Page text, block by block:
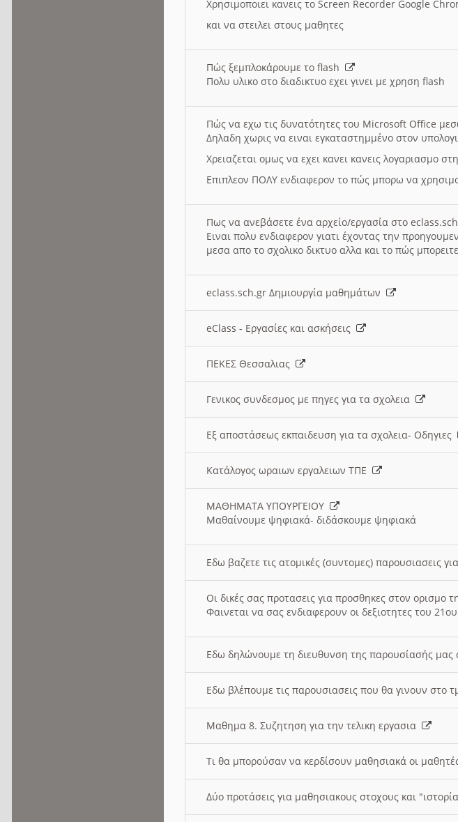
Χρησιμοποιει κανεις το Screen Recorder Google
και να στειλει στους μαθητες
Πώς ξεμπλοκάρουμε το flash
Πολυ υλικο στο διαδικτυο εχει γινει με χρηση flash
Πώς να εχω τις δυνατότητες του Microsoft Office
Δηλαδη χωρις να ειναι εγκαταστημμένο στον
Χρειαζεται ομως να εχει κανει κανεις λογαριασμο
Επιπλεον ΠΟΛΥ ενδιαφερον το πώς μπορω να
Πως να ανεβάσετε ένα αρχείο/εργασία στο
Ειναι πολυ ενδιαφερον γιατι έχοντας την
μεσα απο το σχολικο δικτυο αλλα και το πώς
eclass.sch.gr Δημιουργία μαθημάτων
eClass - Εργασίες και ασκήσεις
ΠΕΚΕΣ Θεσσαλιας
Γενικος συνδεσμος με πηγες για τα σχολεια
Εξ αποστάσεως εκπαιδευση για τα σχολεια- Οδηγιες
Κατάλογος ωραιων εργαλειων ΤΠΕ
ΜΑΘΗΜΑΤΑ ΥΠΟΥΡΓΕΙΟΥ
Μαθαίνουμε ψηφιακά- διδάσκουμε ψηφιακά
Εδω βαζετε τις ατομικές (συντομες) παρουσιασεις
Οι δικές σας προτασεις για προσθηκες στον
Φαινεται να σας ενδιαφερουν οι δεξιοτητες του
Εδω δηλώνουμε τη διευθυνση της παρουσίασής
Εδω βλέπουμε τις παρουσιασεις που θα γινουν
Μαθημα 8. Συζητηση για την τελικη εργασια
Τι θα μπορούσαν να κερδίσουν μαθησιακά οι
Δύο προτάσεις για μαθησιακους στοχους και